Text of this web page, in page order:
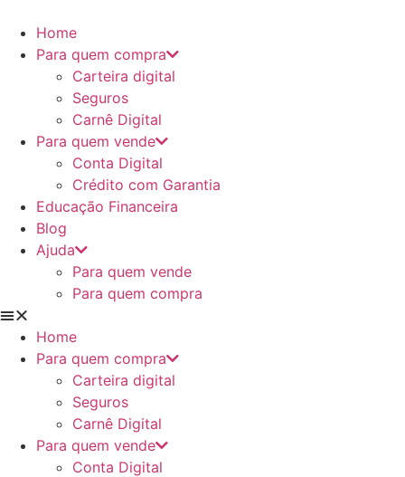
para
conteúdo
Home
Para quem compra
Carteira digital
Seguros
Carnê Digital
Para quem vende
Conta Digital
Crédito com Garantia
Educação Financeira
Blog
Ajuda
Para quem vende
Para quem compra
Home
Para quem compra
Carteira digital
Seguros
Carnê Digital
Para quem vende
Conta Digital